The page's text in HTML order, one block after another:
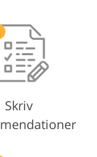
Skriv